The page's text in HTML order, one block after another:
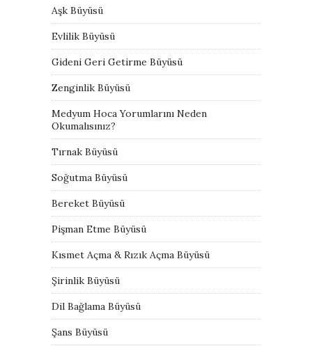
Aşk Büyüsü
Evlilik Büyüsü
Gideni Geri Getirme Büyüsü
Zenginlik Büyüsü
Medyum Hoca Yorumlarını Neden
Okumalısınız?
Tırnak Büyüsü
Soğutma Büyüsü
Bereket Büyüsü
Pişman Etme Büyüsü
Kısmet Açma & Rızık Açma Büyüsü
Şirinlik Büyüsü
Dil Bağlama Büyüsü
Şans Büyüsü